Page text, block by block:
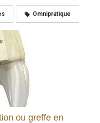
Omnipratique
ou greffe en